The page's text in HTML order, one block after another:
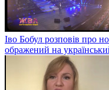
Іво Бобул розповів про
ображений на